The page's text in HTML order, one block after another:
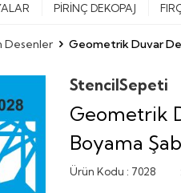
PIRINÇ DEKOPAJ
Desenler Geometrik Duvar
StencilSepeti
Geometrik
Boyama
Ürün Kodu : 7028